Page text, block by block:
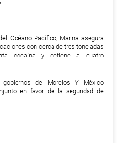
Océano Pacífico, Marina asegura
con cerca de tres toneladas
cocaína y detiene a cuatro
gobiernos de Morelos Y México
en favor de la seguridad de